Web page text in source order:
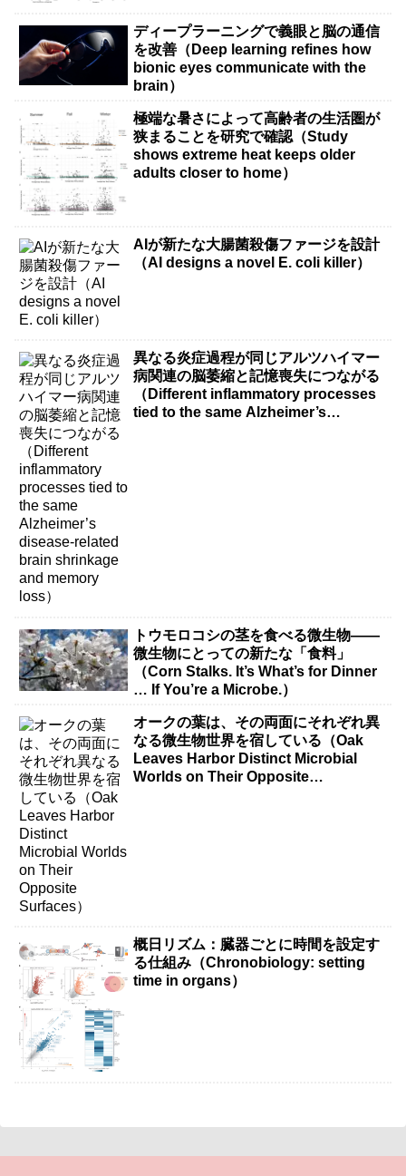
ディープラーニングで義眼と脳の通信
を改善（Deep learning refines how
bionic eyes communicate with the
brain）
極端な暑さによって高齢者の生活圏が
狭まることを研究で確認（Study
shows extreme heat keeps older
adults closer to home）
AIが新たな大腸菌殺傷ファージを設計
（AI designs a novel E. coli killer）
異なる炎症過程が同じアルツハイマー
病関連の脳萎縮と記憶喪失につながる
（Different inflammatory processes
tied to the same Alzheimer’s
トウモロコシの茎を食べる微生物――
微生物にとっての新たな「食料」
（Corn Stalks. It’s What’s for Dinner
… If You’re a Microbe.）
オークの葉は、その両面にそれぞれ異
なる微生物世界を宿している（Oak
Leaves Harbor Distinct Microbial
Worlds on Their Opposite
概日リズム：臓器ごとに時間を設定す
る仕組み（Chronobiology: setting
time in organs）